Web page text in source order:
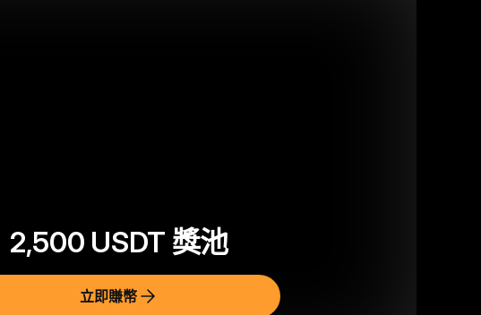
2,500 USDT 獎池
立即賺幣